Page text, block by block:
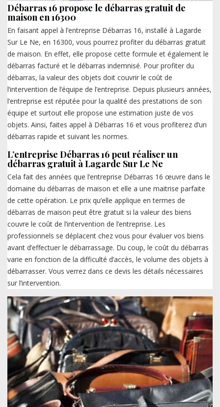
Débarras 16 propose le débarras gratuit de
maison en 16300
En faisant appel à l’entreprise Débarras 16, installé à Lagarde
Sur Le Ne, en 16300, vous pourrez profiter du débarras gratuit
de maison. En effet, elle propose cette formule et également le
débarras facturé et le débarras indemnisé. Pour profiter du
débarras, la valeur des objets doit couvrir le coût de
l’intervention de l’équipe de l’entreprise. Depuis plusieurs années,
l’entreprise est réputée pour la qualité des prestations de son
équipe et surtout elle propose une estimation juste de vos
objets. Ainsi, faites appel à Débarras 16 et vous profiterez d’un
débarras rapide et suivant les normes.
L’entreprise Débarras 16 peut réaliser un
débarras gratuit à Lagarde Sur Le Ne
Cela fait des années que l’entreprise Débarras 16 œuvre dans le
domaine du débarras de maison et elle a une maitrise parfaite
de cette opération. Le prix qu’elle applique en termes de
débarras de maison peut être gratuit si la valeur des biens
couvre le coût de l’intervention de l’entreprise. Les
professionnels se déplacent chez vous pour évaluer vos biens
avant d’effectuer le débarrassage. Du coup, le coût du débarras
varie en fonction de la difficulté d’accès, le volume des objets à
débarrasser. Vous verrez dans ce devis les détails nécessaires
sur l’intervention.